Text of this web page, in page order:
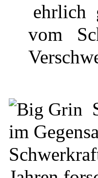
ehrlich
vom
im